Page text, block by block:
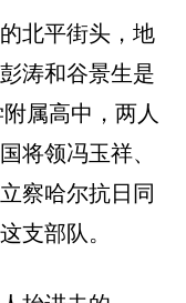
北平街头，地
涛和谷景生是
属高中，两人
将领冯玉祥、
察哈尔抗日同
支部队。